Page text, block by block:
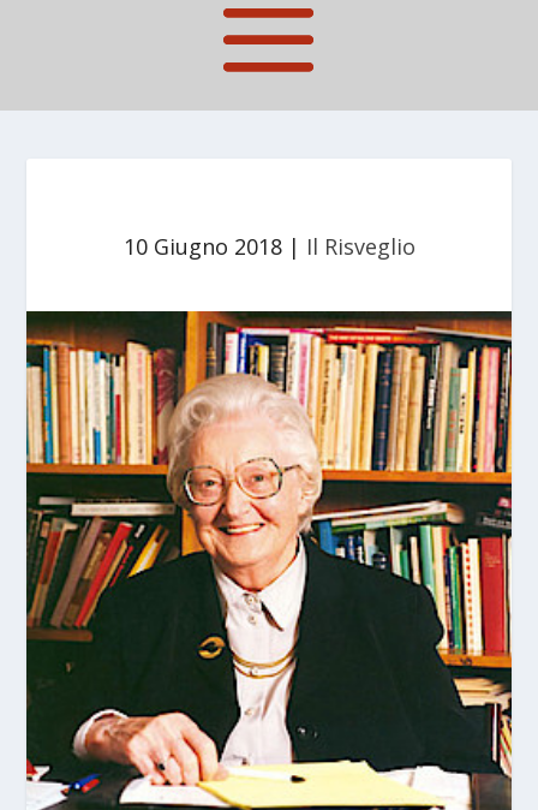
10 Giugno 2018| Il Risveglio